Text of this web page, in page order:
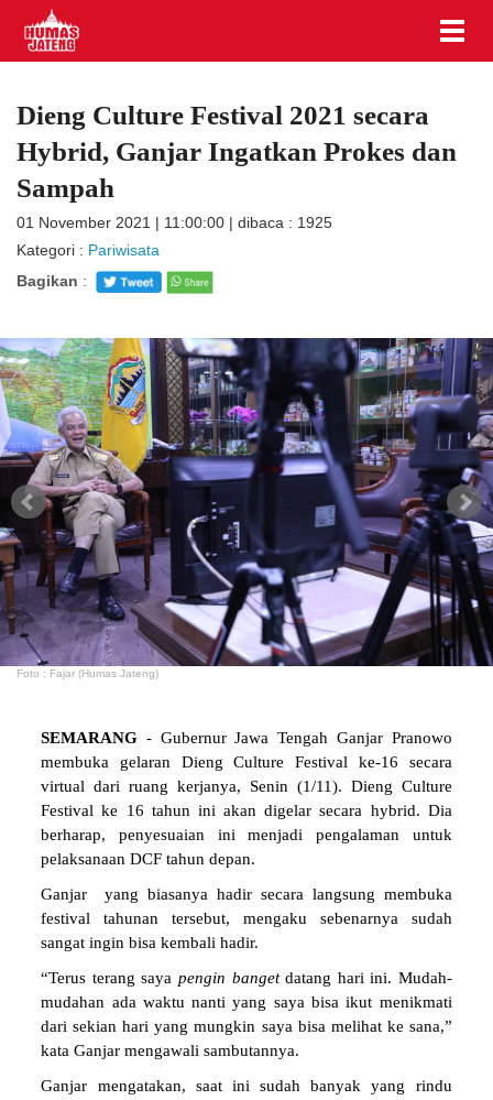
Dieng Culture Festival 2021 secara
Hybrid, Ganjar Ingatkan Prokes dan
Sampah
01 November 2021 | 11:00:00 | dibaca : 1925
Kategori : Pariwisata
Bagikan :
Foto : Fajar (Humas Jateng)
SEMARANG - Gubernur Jawa Tengah Ganjar Pranowo
membuka gelaran Dieng Culture Festival ke-16 secara
virtual dari ruang kerjanya, Senin (1/11). Dieng Culture
Festival ke 16 tahun ini akan digelar secara hybrid. Dia
berharap, penyesuaian ini menjadi pengalaman untuk
pelaksanaan DCF tahun depan.
Ganjar yang biasanya hadir secara langsung membuka
festival tahunan tersebut, mengaku sebenarnya sudah
sangat ingin bisa kembali hadir.
“Terus terang saya pengin bangetdatang hari ini. Mudah-
mudahan ada waktu nanti yang saya bisa ikut menikmati
dari sekian hari yang mungkin saya bisa melihat ke sana,”
kata Ganjar mengawali sambutannya.
Ganjar mengatakan, saat ini sudah banyak yang rindu